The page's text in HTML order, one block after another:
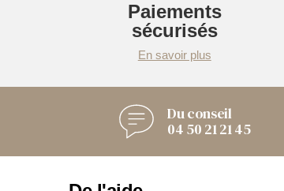
Paiements
sécurisés
En savoir plus
Du conseil
04 50 21 21 45